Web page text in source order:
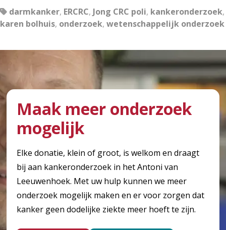
darmkanker, ERCRC, Jong CRC poli, kankeronderzoek,
karen bolhuis, onderzoek, wetenschappelijk onderzoek
Maak meer onderzoek
mogelijk
Elke donatie, klein of groot, is welkom en draagt
bij aan kankeronderzoek in het Antoni van
Leeuwenhoek. Met uw hulp kunnen we meer
onderzoek mogelijk maken en er voor zorgen dat
kanker geen dodelijke ziekte meer hoeft te zijn.